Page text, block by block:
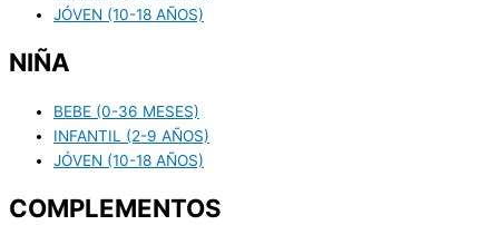
JÓVEN (10-18 AÑOS)
NIÑA
BEBE (0-36 MESES)
INFANTIL (2-9 AÑOS)
JÓVEN (10-18 AÑOS)
COMPLEMENTOS